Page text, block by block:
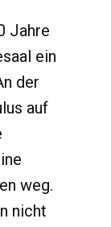
Jahre
ein
der
auf
weg.
nicht